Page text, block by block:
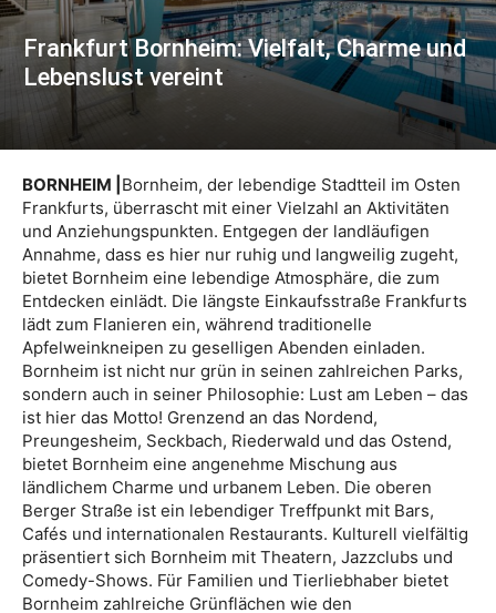
Frankfurt Bornheim: Vielfalt, Charme und
Lebenslust vereint
BORNHEIM | Bornheim, der lebendige Stadtteil im Osten
Frankfurts, überrascht mit einer Vielzahl an Aktivitäten
und Anziehungspunkten. Entgegen der landläufigen
Annahme, dass es hier nur ruhig und langweilig zugeht,
bietet Bornheim eine lebendige Atmosphäre, die zum
Entdecken einlädt. Die längste Einkaufsstraße Frankfurts
lädt zum Flanieren ein, während traditionelle
Apfelweinkneipen zu geselligen Abenden einladen.
Bornheim ist nicht nur grün in seinen zahlreichen Parks,
sondern auch in seiner Philosophie: Lust am Leben – das
ist hier das Motto! Grenzend an das Nordend,
Preungesheim, Seckbach, Riederwald und das Ostend,
bietet Bornheim eine angenehme Mischung aus
ländlichem Charme und urbanem Leben. Die oberen
Berger Straße ist ein lebendiger Treffpunkt mit Bars,
Cafés und internationalen Restaurants. Kulturell vielfältig
präsentiert sich Bornheim mit Theatern, Jazzclubs und
Comedy-Shows. Für Familien und Tierliebhaber bietet
Bornheim zahlreiche Grünflächen wie den